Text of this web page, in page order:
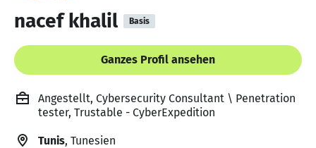
nacef khalil Basis
Ganzes Profil ansehen
Angestellt, Cybersecurity Consultant \ Penetration
tester, Trustable - CyberExpedition
Tunis, Tunesien